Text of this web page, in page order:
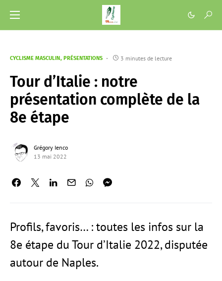
CYCLISME MASCULIN PRÉSENTATIONS 3 minutes de lecture
Tour d’Italie : notre
présentation complète de la
8e étape
Grégory Ienco
13 mai 2022
Profils, favoris… : toutes les infos sur la
8e étape du Tour d’Italie 2022, disputée
autour de Naples.